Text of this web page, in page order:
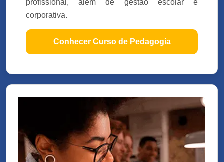
profissional, além de gestão escolar e
corporativa.
Conhecer Curso de Pedagogia